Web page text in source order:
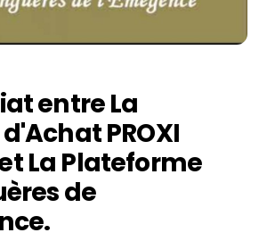
entre La
PROXI
et La Plateforme
de